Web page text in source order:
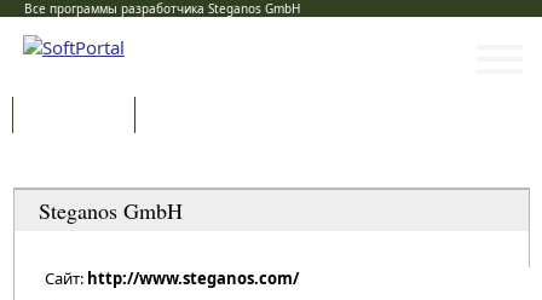
Все программы разработчика Steganos GmbH
Steganos GmbH
Сайт: http://www.steganos.com/